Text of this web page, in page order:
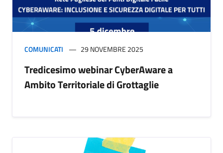
COMUNICATI 29 NOVEMBRE 2025
Tredicesimo webinar CyberAware a
Ambito Territoriale di Grottaglie